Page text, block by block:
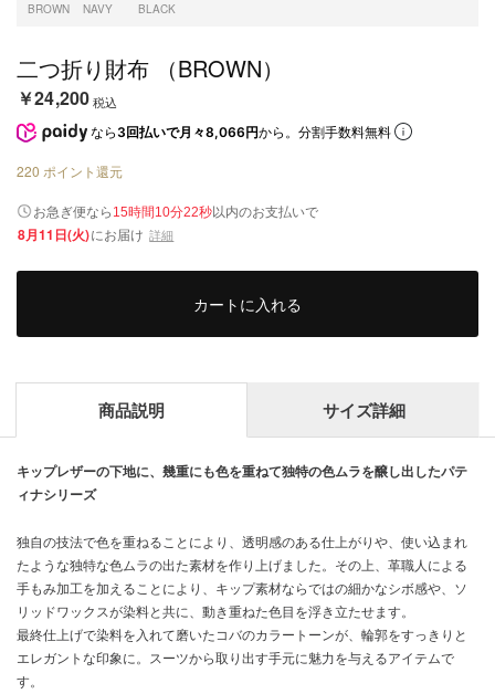
BROWN NAVY BLACK
二つ折り財布 （BROWN）
￥24,200税込
なら 3回払いで月々8,066円から。分割手数料無料
220 ポイント還元
お急ぎ便なら 15時間10分21秒以内のお支払いで
8月11日(火)にお届け 詳細
カートに入れる
商品説明 サイズ詳細
キップレザーの下地に、幾重にも色を重ねて独特の色ムラを醸し出したパテ
ィナシリーズ
独自の技法で色を重ねることにより、透明感のある仕上がりや、使い込まれ
たような独特な色ムラの出た素材を作り上げました。その上、革職人による
手もみ加工を加えることにより、キップ素材ならではの細かなシボ感や、ソ
リッドワックスが染料と共に、動き重ねた色目を浮き立たせます。
最終仕上げで染料を入れて磨いたコバのカラートーンが、輪郭をすっきりと
エレガントな印象に。スーツから取り出す手元に魅力を与えるアイテムで
す。